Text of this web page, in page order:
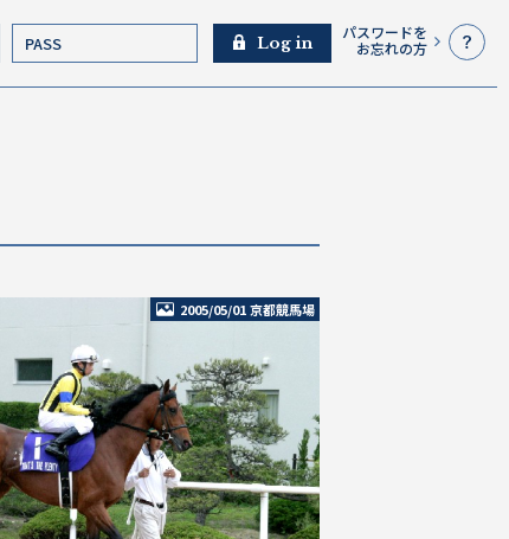
Log in
パスワードを
お忘れの方
2005/05/01 京都競馬場